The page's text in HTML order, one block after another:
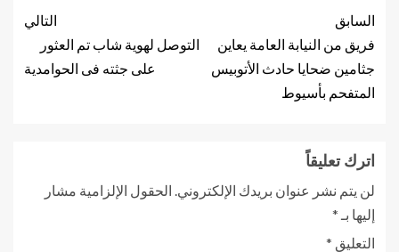
السابق
فريق من النيابة العامة يعاين
جثامين ضحايا حادث الأتوبيس
المتفحم بأسيوط
التالي
التوصل لهوية شاب تم العثور
على جثته فى الحوامدية
اترك تعليقاً
لن يتم نشر عنوان بريدك الإلكتروني. الحقول الإلزامية مشار
إليها بـ *
التعليق *